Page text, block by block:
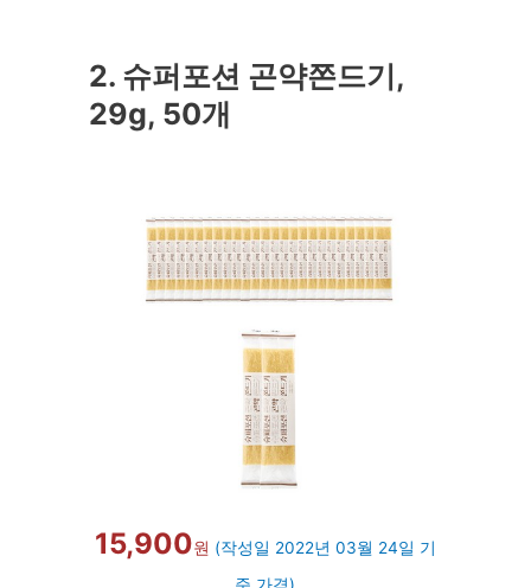
2. 슈퍼포션 곤약쫀드기,
29g, 50개
15,900원 (작성일 2022년 03월 24일 기